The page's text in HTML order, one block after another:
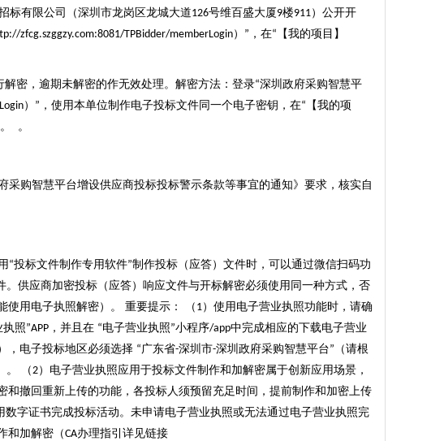
标有限公司（深圳市龙岗区龙城大道126号维百盛大厦9楼911）公开开
zfcg.szggzy.com:8081/TPBidder/memberLogin） ” ，在“ 【我的项目】
解密，逾期未解密的作无效处理。解密方法：登录“深圳政府采购智慧平
） ” ，使用本单位制作电子投标文件同一个电子密钥，在“ 【我的项
。
购智慧平台增设供应商投标投标警示条款等事宜的通知》要求，核实自
“投标文件制作专用软件”制作投标（应答）文件时，可以通过微信扫码功
供应商加密投标（应答）响应文件与开标解密必须使用同一种方式，否
使用电子执照解密）。 重要提示： （1）使用电子营业执照功能时，请确
执照”APP ，并且在 “电子营业执照”小程序/app中完成相应的下载电子营业
，电子投标地区必须选择 “广东省-深圳市-深圳政府采购智慧平台” （请根
。 （2）电子营业执照应用于投标文件制作和加解密属于创新应用场景，
撤回重新上传的功能，各投标人须预留充足时间，提前制作和加密上传
字证书完成投标活动。未申请电子营业执照或无法通过电子营业执照完
和加解密（CA办理指引详见链接